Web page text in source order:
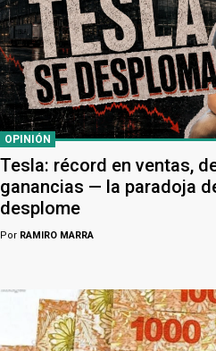
OPINIÓN
Tesla: récord en ventas,
ganancias — la paradoja
desplome
Por RAMIRO MARRA